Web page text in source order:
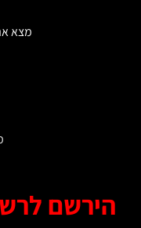
מצא את